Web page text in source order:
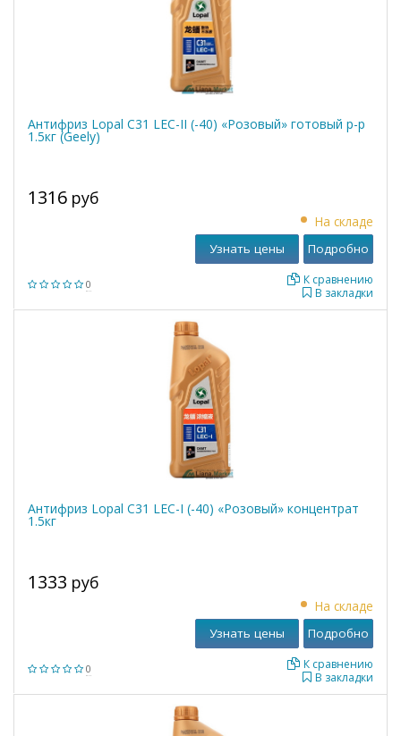
Антифриз Lopal C31 LEC-II (-40) «Розовый» готовый р-р
1.5кг (Geely)
0
1316 руб
На складе
В закладки
К сравнению
Узнать цены Подробно
Антифриз Lopal C31 LEC-I (-40) «Розовый» концентрат
1.5кг
0
1333 руб
На складе
В закладки
К сравнению
Узнать цены Подробно